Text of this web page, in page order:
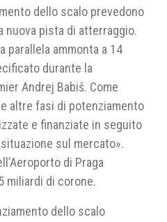
dello scalo prevedono
nuova pista di atterraggio.
parallela ammonta a 14
durante la
Andrej Babiš. Come
altre fasi di potenziamento
e finanziate in seguito
sul mercato».
di Praga
miliardi di corone.
dello scalo